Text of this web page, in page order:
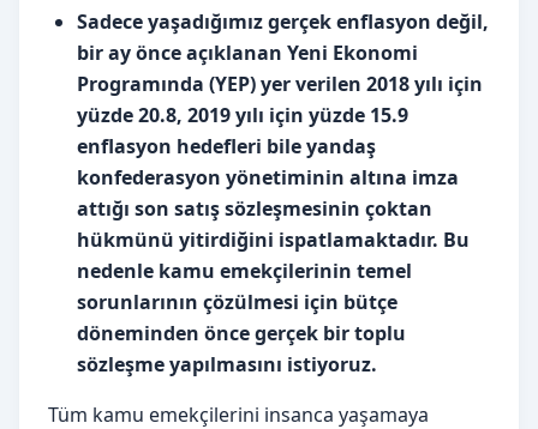
Sadece yaşadığımız gerçek enflasyon değil,
bir ay önce açıklanan Yeni Ekonomi
Programında (YEP) yer verilen 2018 yılı için
yüzde 20.8, 2019 yılı için yüzde 15.9
enflasyon hedefleri bile yandaş
konfederasyon yönetiminin altına imza
attığı son satış sözleşmesinin çoktan
hükmünü yitirdiğini ispatlamaktadır. Bu
nedenle kamu emekçilerinin temel
sorunlarının çözülmesi için bütçe
döneminden önce gerçek bir toplu
sözleşme yapılmasını istiyoruz.
Tüm kamu emekçilerini insanca yaşamaya